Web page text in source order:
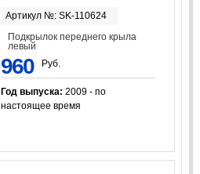
Артикул №: SK-110624
Подкрылок переднего крыла
левый
960 Руб.
Год выпуска: 2009 - по
настоящее время